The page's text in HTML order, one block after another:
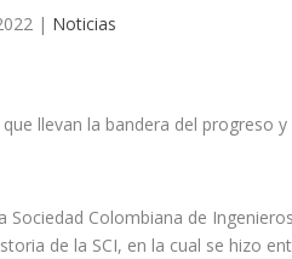
| Noticias
Colombiana de
de la SCI, en la cual se hizo